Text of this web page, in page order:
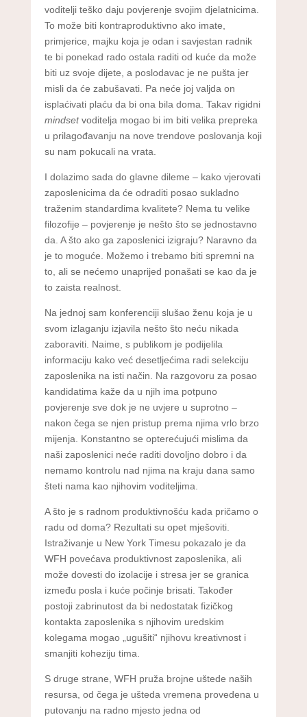
voditelji teško daju povjerenje svojim djelatnicima.
To može biti kontraproduktivno ako imate,
primjerice, majku koja je odan i savjestan radnik
te bi ponekad rado ostala raditi od kuće da može
biti uz svoje dijete, a poslodavac je ne pušta jer
misli da će zabušavati. Pa neće joj valjda on
isplaćivati plaću da bi ona bila doma. Takav rigidni
mindsetvoditelja mogao bi im biti velika prepreka
u prilagođavanju na nove trendove poslovanja koji
su nam pokucali na vrata.
I dolazimo sada do glavne dileme – kako vjerovati
zaposlenicima da će odraditi posao sukladno
traženim standardima kvalitete? Nema tu velike
filozofije – povjerenje je nešto što se jednostavno
da. A što ako ga zaposlenici izigraju? Naravno da
je to moguće. Možemo i trebamo biti spremni na
to, ali se nećemo unaprijed ponašati se kao da je
to zaista realnost.
Na jednoj sam konferenciji slušao ženu koja je u
svom izlaganju izjavila nešto što neću nikada
zaboraviti. Naime, s publikom je podijelila
informaciju kako već desetljećima radi selekciju
zaposlenika na isti način. Na razgovoru za posao
kandidatima kaže da u njih ima potpuno
povjerenje sve dok je ne uvjere u suprotno –
nakon čega se njen pristup prema njima vrlo brzo
mijenja. Konstantno se opterećujući mislima da
naši zaposlenici neće raditi dovoljno dobro i da
nemamo kontrolu nad njima na kraju dana samo
šteti nama kao njihovim voditeljima.
A što je s radnom produktivnošću kada pričamo o
radu od doma? Rezultati su opet mješoviti.
Istraživanje u New York Timesu pokazalo je da
WFH povećava produktivnost zaposlenika, ali
može dovesti do izolacije i stresa jer se granica
između posla i kuće počinje brisati. Također
postoji zabrinutost da bi nedostatak fizičkog
kontakta zaposlenika s njihovim uredskim
kolegama mogao „ugušiti“ njihovu kreativnost i
smanjiti koheziju tima.
S druge strane, WFH pruža brojne uštede naših
resursa, od čega je ušteda vremena provedena u
putovanju na radno mjesto jedna od